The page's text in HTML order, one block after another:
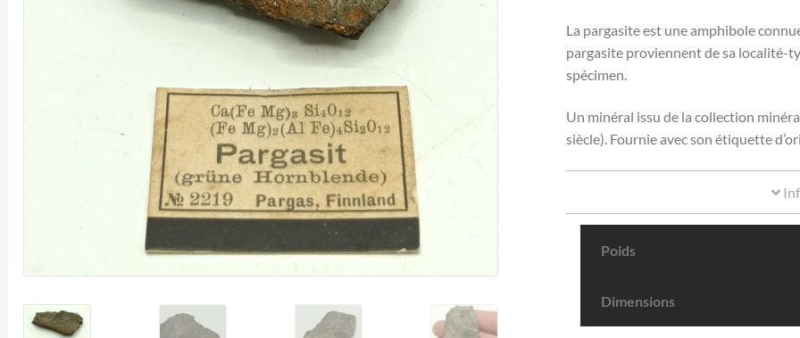
La pargasite est une amphibole
pargasite proviennent de sa localité-
spécimen.
Un minéral issu de la collection
siècle). Fournie avec son étiquette
Poids
Dimensions